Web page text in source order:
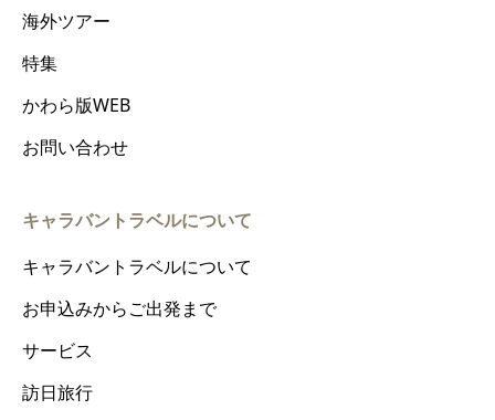
海外ツアー
特集
かわら版WEB
お問い合わせ
キャラバントラベルについて
キャラバントラベルについて
お申込みからご出発まで
サービス
訪日旅行